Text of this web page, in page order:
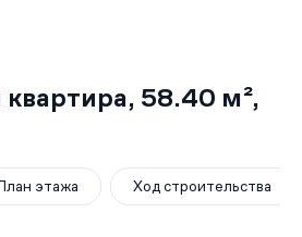
58.40 м²,
этажа Ход строительства